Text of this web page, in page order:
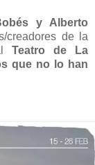
y Alberto
creadores de la
alTeatro de La
que no lo han